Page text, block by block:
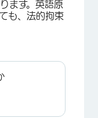
ます。英語原
も、法的拘束